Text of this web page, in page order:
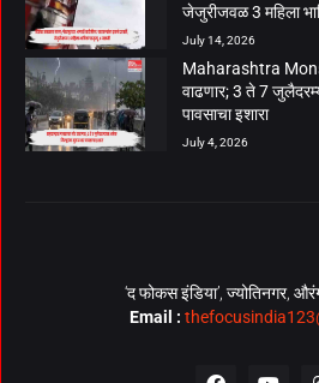
जेजुरीजवळ 3 महिला
July 14, 2026
Maharashtra
वाढणार; 3 ते 7
पावसाचा इशारा
July 4, 2026
‘द फोकस इंडिया’, ज्योतिनगर,
Email :